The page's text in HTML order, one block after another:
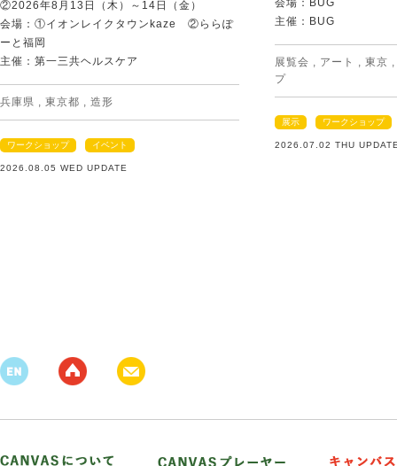
②2026年8月13日（木）～14日（金）
会場：①イオンレイクタウンkaze ②ららぽ
ーと福岡
主催：第一三共ヘルスケア
兵庫県 , 東京都 , 造形
ワークショップ イベント
2026.08.05 WED UPDATE
会場：BUG
主催：BUG
展覧会 , アート , 東京
プ
展示 ワークショップ
2026.07.02 THU